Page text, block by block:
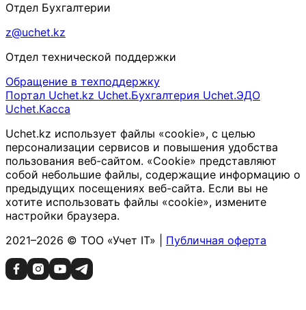
Отдел Бухгалтерии
z@uchet.kz
Отдел технической поддержки
Обращение в техподдержку
Портал Uchet.kz Uchet.Бухгалтерия Uchet.ЭДО
Uchet.Касса
Uchet.kz использует файлы «cookie», с целью
персонализации сервисов и повышения удобства
пользования веб-сайтом. «Cookie» представляют
собой небольшие файлы, содержащие информацию о
предыдущих посещениях веб-сайта. Если вы не
хотите использовать файлы «cookie», измените
настройки браузера.
2021–2026 © ТОО «Учет IT» | Публичная оферта